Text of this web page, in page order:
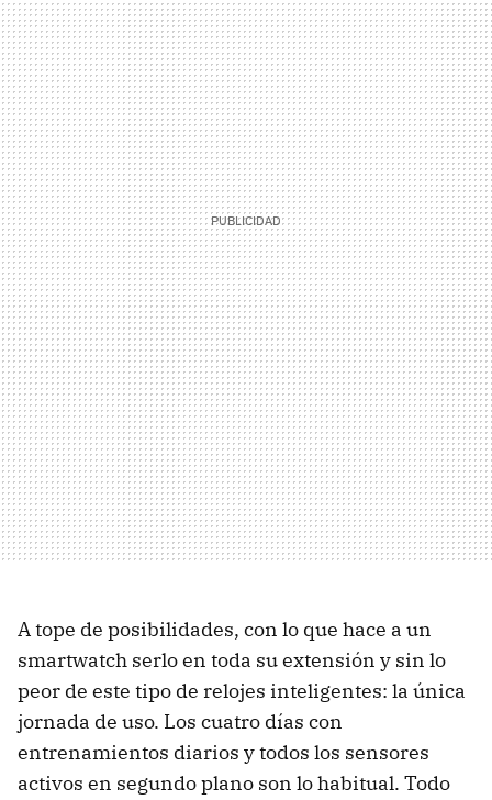
A tope de posibilidades, con lo que hace a un
smartwatch serlo en toda su extensión y sin lo
peor de este tipo de relojes inteligentes: la única
jornada de uso. Los cuatro días con
entrenamientos diarios y todos los sensores
activos en segundo plano son lo habitual. Todo